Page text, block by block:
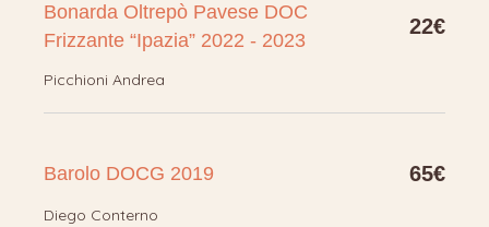
Bonarda Oltrepò Pavese DOC
Frizzante “Ipazia” 2022 - 2023
22€
Picchioni Andrea
Barolo DOCG 2019 65€
Diego Conterno